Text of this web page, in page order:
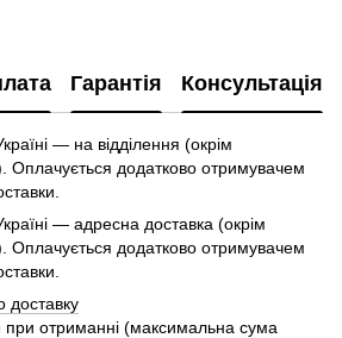
Гарантія Консультація
— на відділення (окрім
Оплачується додатково отримувачем
— адресна доставка (окрім
Оплачується додатково отримувачем
доставку
отриманні (максимальна сума